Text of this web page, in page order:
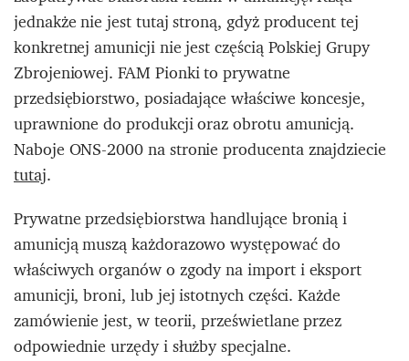
jednakże nie jest tutaj stroną, gdyż producent tej
konkretnej amunicji nie jest częścią Polskiej Grupy
Zbrojeniowej. FAM Pionki to prywatne
przedsiębiorstwo, posiadające właściwe koncesje,
uprawnione do produkcji oraz obrotu amunicją.
Naboje ONS-2000 na stronie producenta znajdziecie
tutaj.
Prywatne przedsiębiorstwa handlujące bronią i
amunicją muszą każdorazowo występować do
właściwych organów o zgody na import i eksport
amunicji, broni, lub jej istotnych części. Każde
zamówienie jest, w teorii, prześwietlane przez
odpowiednie urzędy i służby specjalne.